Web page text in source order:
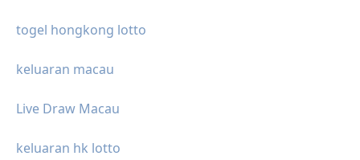
togel hongkong lotto
keluaran macau
Live Draw Macau
keluaran hk lotto